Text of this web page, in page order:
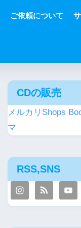
ご依頼について
CDの販売
メルカリShops
マ
RSS,SNS